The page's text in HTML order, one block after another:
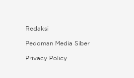
Redaksi
Pedoman Media Siber
Privacy Policy